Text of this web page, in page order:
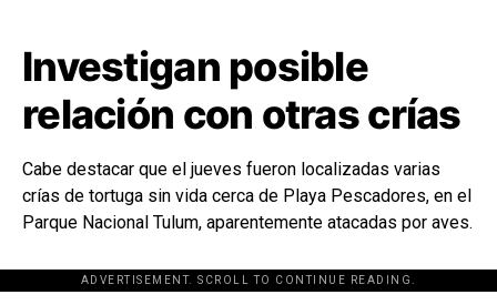
Investigan posible
relación con otras crías
Cabe destacar que el jueves fueron localizadas varias
crías de tortuga sin vida cerca de Playa Pescadores, en el
Parque Nacional Tulum, aparentemente atacadas por aves.
ADVERTISEMENT. SCROLL TO CONTINUE READING.
[adsforwp id="243463"]